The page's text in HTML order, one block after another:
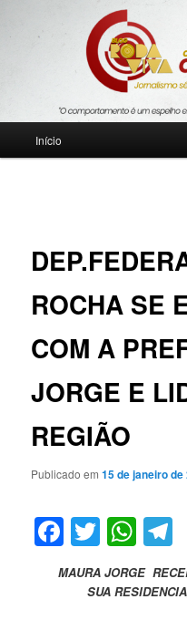
Blog Roda
Jornalismo sério comprometido
Início
ROCHA SE
COM A
JORGE E
REGIÃO
Publicado em15 de janeiro de
Facebook
Twitter
MAURA JORGE
SUA